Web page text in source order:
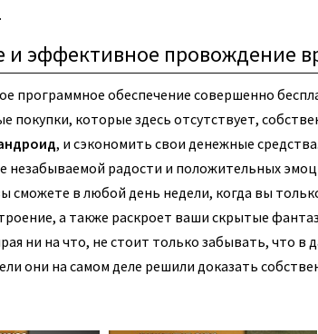
и эффективное провождение
программное обеспечение совершенно
покупки, которые здесь отсутствует,
, и сэкономить свои денежные
незабываемой радости и положительных
сможете в любой день недели, когда вы
а также раскроет ваши скрытые
ни на что, не стоит только забывать, что
они на самом деле решили доказать